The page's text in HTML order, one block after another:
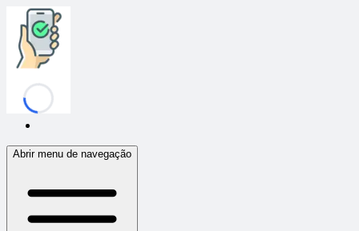
Confirmafy
Abrir menu de navegação